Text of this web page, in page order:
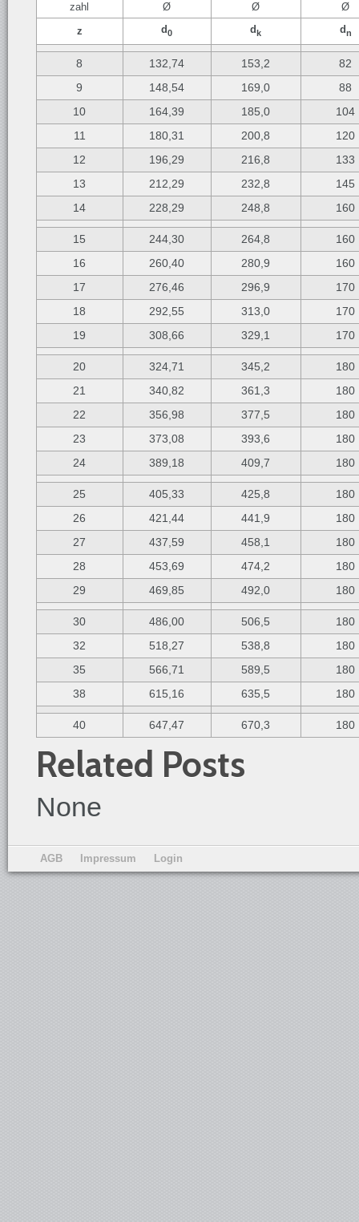
zahl
Ø Ø
Ø
z
d0 dk dn
8 132,74 153,2
82
9
148,54 169,0
88
10
164,39 185,0
104
11
180,31 200,8
120
12
196,29 216,8
133
13
212,29 232,8
145
14
228,29 248,8 160
15 244,30 264,8
160
16
260,40 280,9
160
17
276,46 296,9
170
18
292,55 313,0
170
19
308,66 329,1 170
20 324,71 345,2
180
21
340,82 361,3
180
22
356,98 377,5
180
23
373,08 393,6
180
24
389,18 409,7 180
25 405,33 425,8
180
26
421,44 441,9
180
27
437,59 458,1
180
28
453,69 474,2
180
29
469,85 492,0 180
30 486,00 506,5
180
32
518,27 538,8
180
35
566,71 589,5
180
38
615,16 635,5 180
40 647,47 670,3 180
Related Posts
None
AGB Impressum Login